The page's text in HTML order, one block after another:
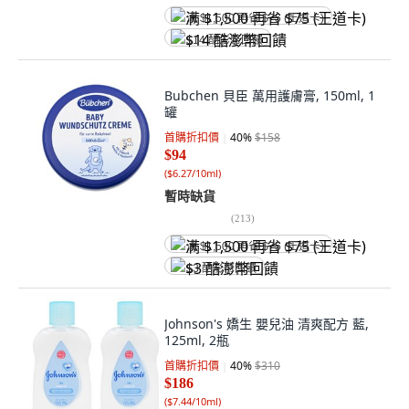
满 $1,500 再省 $75 (王道卡)
$14 酷澎幣回饋
Bubchen 貝臣 萬用護膚膏, 150ml, 1
罐
首購折扣價 40%$158
$94
($6.27/10ml)
暫時缺貨
(213)
满 $1,500 再省 $75 (王道卡)
$3 酷澎幣回饋
Johnson's 嬌生 嬰兒油 清爽配方 藍,
125ml, 2瓶
首購折扣價 40%$310
$186
($7.44/10ml)